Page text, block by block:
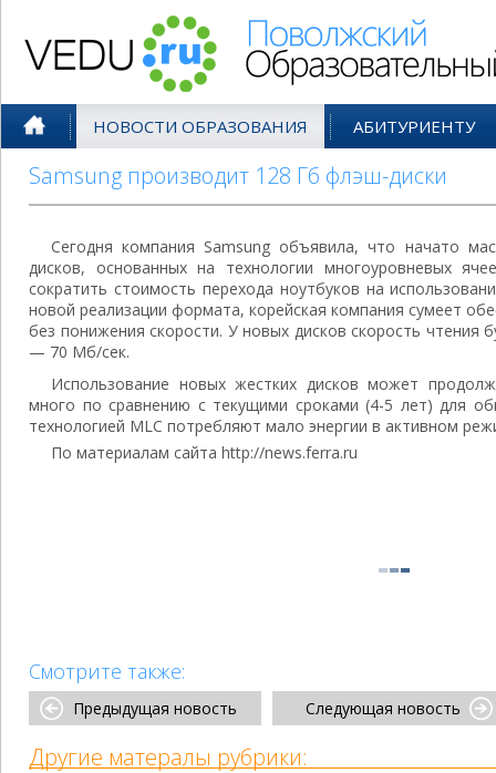
НОВОСТИ ОБРАЗОВАНИЯ АБИТУРИЕНТУ
Samsung производит 128 Гб флэш-диски
Сегодня компания Samsung объявила, что начато
дисков, основанных на технологии многоуровневых
сократить стоимость перехода ноутбуков на
новой реализации формата, корейская компания сумеет
без понижения скорости. У новых дисков скорость чтения
— 70 Мб/сек.
Использование новых жестких дисков может
много по сравнению с текущими сроками (4-5 лет) для
технологией MLC потребляют мало энергии в активном
По материалам сайта http://news.ferra.ru
Смотрите также:
Предыдущая новость Следующая новость
Другие матералы рубрики: